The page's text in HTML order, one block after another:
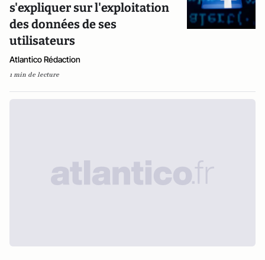
s'expliquer sur l'exploitation
des données de ses
utilisateurs
Atlantico Rédaction
1 min de lecture